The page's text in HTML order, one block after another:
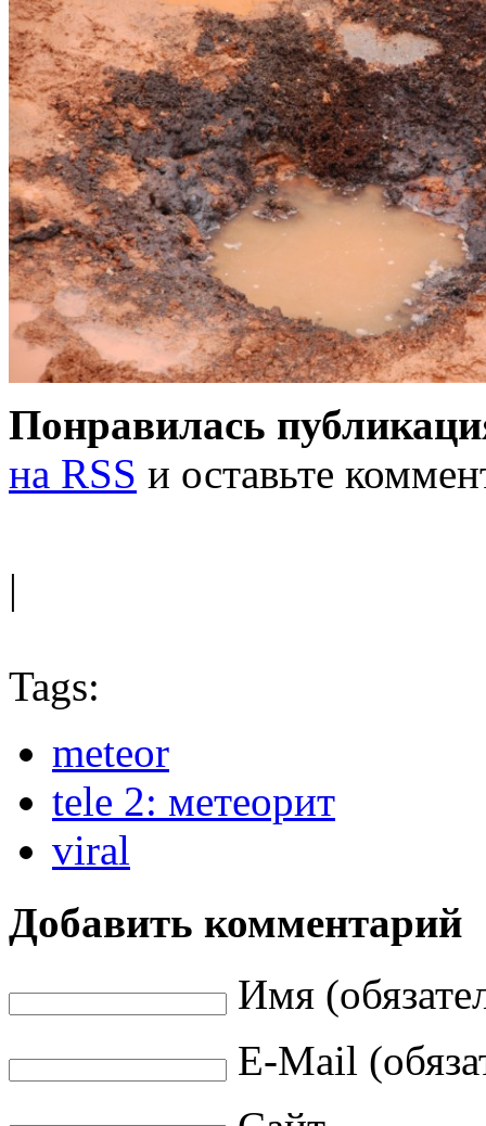
Понравилась
на RSS и оставьте
|
Tags:
meteor
tele 2: метеорит
viral
Добавить комментарий
Имя
E-Mail